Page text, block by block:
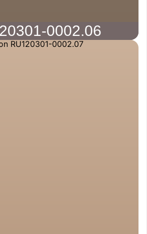
0002.06